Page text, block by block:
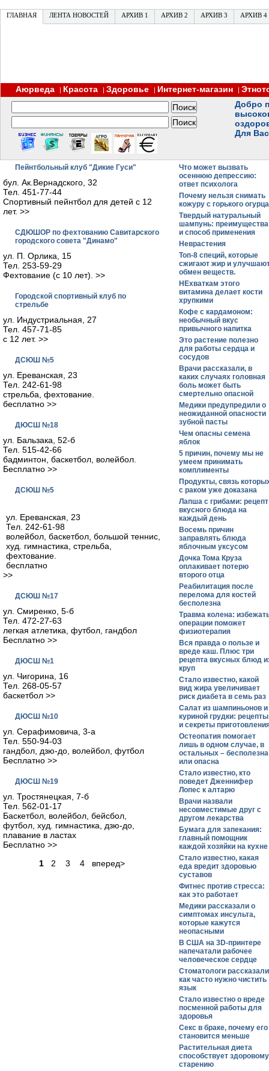
ГЛАВНАЯ ЛЕНТА НОВОСТЕЙ АРХИВ 1 АРХИВ 2 АРХИВ 3 АРХИВ 4
Аюрведа | Красота | Здоровье | Интернет-магазин |
Добро
Для
Пейнтбольный клуб "Дикие Гуси"
бул. Ак.Вернадского, 32
Тел. 451-77-44
Спортивный пейнтбол для детей с 12
лет. >>
СДЮШОР по фехтованию Савитарского
городского совета "Динамо"
ул. П. Орлика, 15
Тел. 253-59-29
Фехтование (с 10 лет). >>
Городской спортивный клуб по
стрельбе
ул. Индустриальная, 27
Тел. 457-71-85
с 12 лет. >>
ДСЮШ №5
ул. Ереванская, 23
Тел. 242-61-98
стрельба, фехтование.
бесплатно >>
ДЮСШ №18
ул. Бальзака, 52-б
Тел. 515-42-66
бадминтон, баскетбол, волейбол.
Бесплатно >>
ДСЮШ №5
ул. Ереванская, 23
Тел. 242-61-98
волейбол, баскетбол, большой теннис,
худ. гимнастика, стрельба,
фехтование.
бесплатно
>>
ДСЮШ №17
ул. Смиренко, 5-б
Тел. 472-27-63
легкая атлетика, футбол, гандбол
Бесплатно >>
ДЮСШ №1
ул. Чигорина, 16
Тел. 268-05-57
баскетбол >>
ДЮСШ №10
ул. Серафимовича, 3-а
Тел. 550-94-03
гандбол, дзю-до, волейбол, футбол
Бесплатно >>
ДЮСШ №19
ул. Тростянецкая, 7-б
Тел. 562-01-17
Баскетбол, волейбол, бейсбол,
футбол, худ. гимнастика, дзю-до,
плавание в ластах
Бесплатно >>
1 2 3 4 вперед>
Что может вызвать
осеннюю депрессию:
ответ психолога
Почему нельзя снимать
кожуру с горького огурца
Твердый натуральный
шампунь: преимущества
и способ применения
Неврастения
Топ-8 специй, которые
сжигают жир и
обмен веществ.
НЕхваткам этого
витамина делает кости
хрупкими
Кофе с кардамоном:
необычный вкус
привычного напитка
Это растение полезно
для работы сердца и
сосудов
Врачи рассказали, в
каких случаях головная
боль может быть
смертельно опасной
Медики предупредили о
неожиданной опасности
зубной пасты
Чем опасны семена
яблок
5 причин, почему мы не
умеем принимать
комплименты
Продукты, связь
с раком уже доказана
Лапша с грибами: рецепт
вкусного блюда на
каждый день
Восемь причин
заправлять блюда
яблочным уксусом
Дочка Тома Круза
оплакивает потерю
второго отца
Реабилитация после
перелома для костей
бесполезна
Травма колена:
операции поможет
физиотерапия
Вся правда о пользе и
вреде каш. Плюс три
рецепта вкусных блюд
круп
Стало известно, какой
вид жира увеличивает
риск диабета в семь раз
Салат из шампиньонов и
куриной грудки: рецепты
и секреты
Остеопатия помогает
лишь в одном случае, в
остальных – бесполезна
или опасна
Стало известно, кто
поведет Дженнифер
Лопес к алтарю
Врачи назвали
несовместимые друг с
другом лекарства
Бумага для запекания:
главный помощник
каждой хозяйки на кухне
Стало известно, какая
еда вредит здоровью
суставов
Фитнес против стресса:
как это работает
Медики рассказали о
симптомах инсульта,
которые кажутся
неопасными
В США на 3D-принтере
напечатали рабочее
человеческое сердце
Стоматологи
как часто нужно чистить
язык
Стало известно о вреде
посменной работы для
здоровья
Секс в браке, почему его
становится меньше
Растительная диета
способствует здоровому
старению